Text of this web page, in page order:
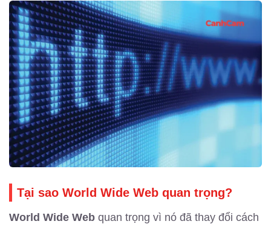
Tại sao World Wide Web quan trọng?
World Wide Web quan trọng vì nó đã thay đổi cách